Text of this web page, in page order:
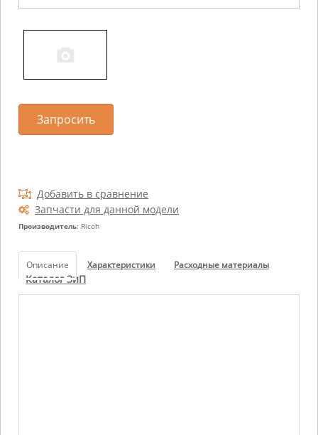
Добавить в сравнение
Запчасти для данной модели
Производитель: Ricoh
Запросить
Описание Характеристики Расходные материалы
Каталог ЗиП